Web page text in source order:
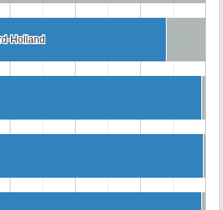
Holland
Holland